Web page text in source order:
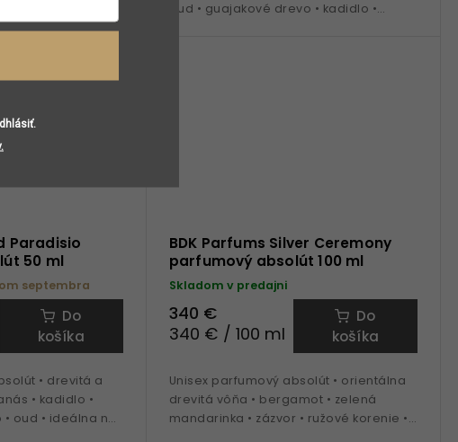
• ideálna na
oud • guajakové drevo • kadidlo •
Paradisio
50 ml
septembra
Do
košíka
• drevitá a
• kadidlo •
• oud • ideálna na
BDK Parfums Silver Ceremony
parfumový absolút 100 ml
Skladom v predajni
340 €
340 € / 100 ml
Do
košíka
Unisex parfumový absolút • orientálna
drevitá vôňa • bergamot • zelená
mandarinka • zázvor • ružové korenie •